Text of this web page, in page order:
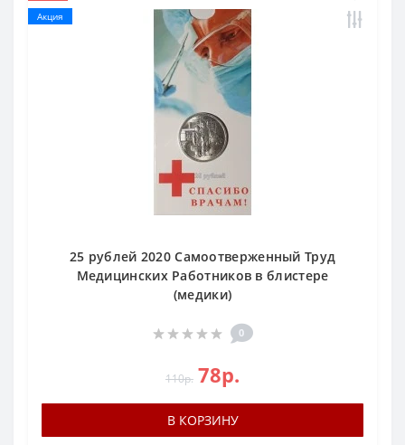
Акция
25 рублей 2020 Самоотверженный Труд
Медицинских Работников в блистере
(медики)
0
110р. 78р.
В КОРЗИНУ